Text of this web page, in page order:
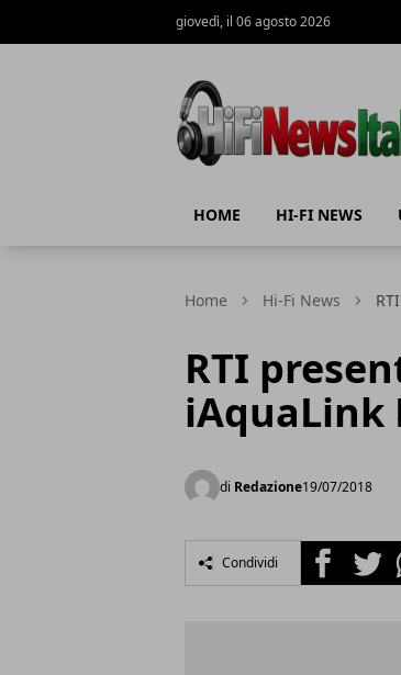
giovedì, il 06 agosto 2026
HOME HI-FI NEWS
Home Hi-Fi News
RTI
iAquaLink
di Redazione19/07/2018
Condividi Facebook